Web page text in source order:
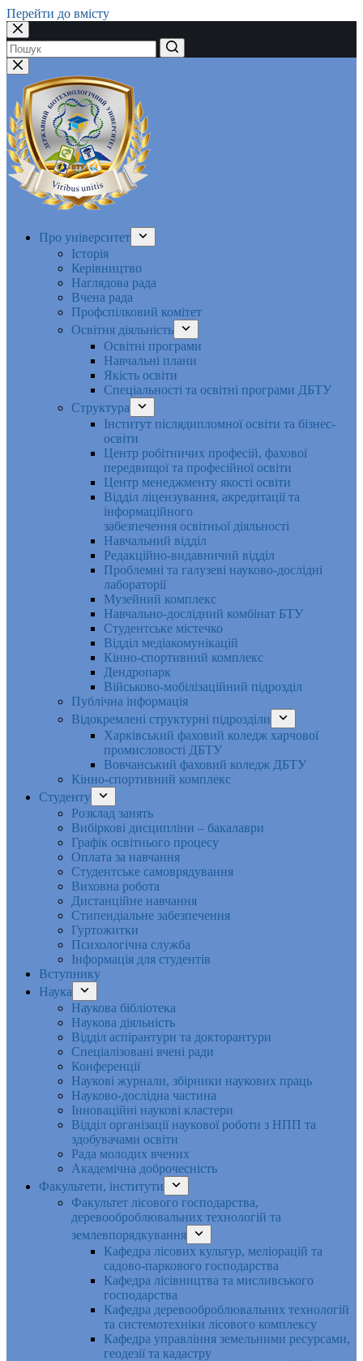
Перейти до вмісту
Немає
результатів
Про університет
Історія
Керівництво
Наглядова рада
Вчена рада
Профспілковий комітет
Освітня діяльність
Освітні програми
Навчальні плани
Якість освіти
Спеціальності та освітні програми ДБТУ
Структура
Інститут післядипломної освіти та бізнес-
освіти
Центр робітничих професій, фахової
передвищої та професійної освіти
Центр менеджменту якості освіти
Відділ ліцензування, акредитації та
інформаційного
забезпечення освітньої діяльності
Навчальний відділ
Редакційно-видавничий відділ
Проблемні та галузеві науково-дослідні
лабораторії
Музейний комплекс
Навчально-дослідний комбінат БТУ
Студентське містечко
Відділ медіакомунікацій
Кінно-спортивний комплекс
Дендропарк
Військово-мобілізаційний підрозділ
Публічна інформація
Відокремлені структурні підрозділи
Харківський фаховий коледж харчової
промисловості ДБТУ
Вовчанський фаховий коледж ДБТУ
Кінно-спортивний комплекс
Студенту
Розклад занять
Вибіркові дисципліни – бакалаври
Графік освітнього процесу
Оплата за навчання
Студентське самоврядування
Виховна робота
Дистанційне навчання
Стипендіальне забезпечення
Гуртожитки
Психологічна служба
Інформація для студентів
Вступнику
Наука
Наукова бібліотека
Наукова діяльність
Відділ аспірантури та докторантури
Спеціалізовані вчені ради
Конференції
Наукові журнали, збірники наукових праць
Науково-дослідна частина
Інноваційні наукові кластери
Відділ організації наукової роботи з НПП та
здобувачами освіти
Рада молодих вчених
Академічна доброчесність
Факультети, інститути
Факультет лісового господарства,
деревооброблювальних технологій та
землевпорядкування
Кафедра лісових культур, меліорацій та
садово-паркового господарства
Кафедра лісівництва та мисливського
господарства
Кафедра деревооброблювальних технологій
та системотехніки лісового комплексу
Кафедра управління земельними ресурсами,
геодезії та кадастру